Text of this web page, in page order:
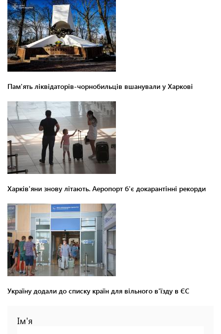
Пам'ять ліквідаторів-чорнобильців вшанували у Харкові
Харків'яни знову літають. Аеропорт б'є докарантінні рекорди
Україну додали до списку країн для вільного в'їзду в ЄС
Ім'я